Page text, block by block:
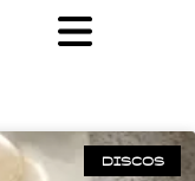
DISCOS